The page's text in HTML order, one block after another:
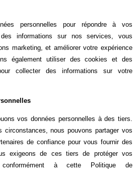
personnelles pour répondre à vos
informations sur nos services, vous
marketing, et améliorer votre expérience
également utiliser des cookies et des
collecter des informations sur votre
vos données personnelles à des tiers.
circonstances, nous pouvons partager vos
de confiance pour vous fournir des
exigeons de ces tiers de protéger vos
conformément à cette Politique de